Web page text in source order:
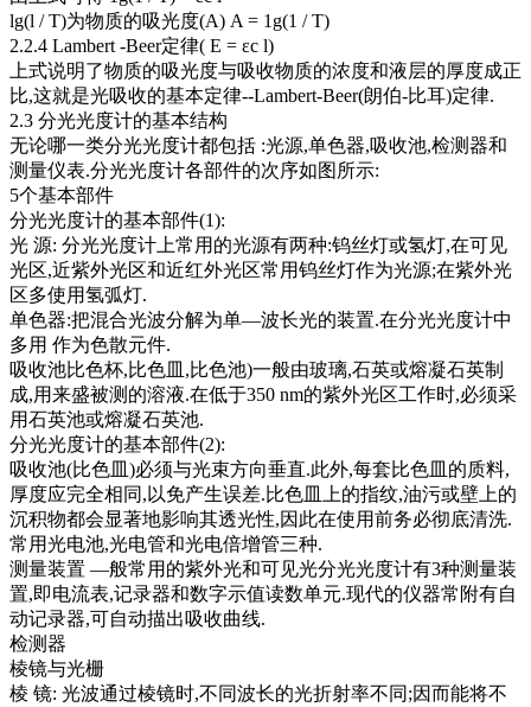
lg(l / T)为物质的吸光度(A) A = 1g(1 / T)
2.2.4 Lambert -Beer定律( E = εc l)
上式说明了物质的吸光度与吸收物质的浓度和液层的厚度成正
比,这就是光吸收的基本定律--Lambert-Beer(朗伯-比耳)定律.
2.3 分光光度计的基本结构
无论哪一类分光光度计都包括 :光源,单色器,吸收池,检测器和
测量仪表.分光光度计各部件的次序如图所示:
5个基本部件
分光光度计的基本部件(1):
光 源: 分光光度计上常用的光源有两种:钨丝灯或氢灯,在可见
光区,近紫外光区和近红外光区常用钨丝灯作为光源;在紫外光
区多使用氢弧灯.
单色器:把混合光波分解为单—波长光的装置.在分光光度计中
多用 作为色散元件.
吸收池比色杯,比色皿,比色池)一般由玻璃,石英或熔凝石英制
成,用来盛被测的溶液.在低于350 nm的紫外光区工作时,必须采
用石英池或熔凝石英池.
分光光度计的基本部件(2):
吸收池(比色皿)必须与光束方向垂直.此外,每套比色皿的质料,
厚度应完全相同,以免产生误差.比色皿上的指纹,油污或壁上的
沉积物都会显著地影响其透光性,因此在使用前务必彻底清洗.
常用光电池,光电管和光电倍增管三种.
测量装置 —般常用的紫外光和可见光分光光度计有3种测量装
置,即电流表,记录器和数字示值读数单元.现代的仪器常附有自
动记录器,可自动描出吸收曲线.
检测器
棱镜与光栅
棱 镜: 光波通过棱镜时,不同波长的光折射率不同;因而能将不